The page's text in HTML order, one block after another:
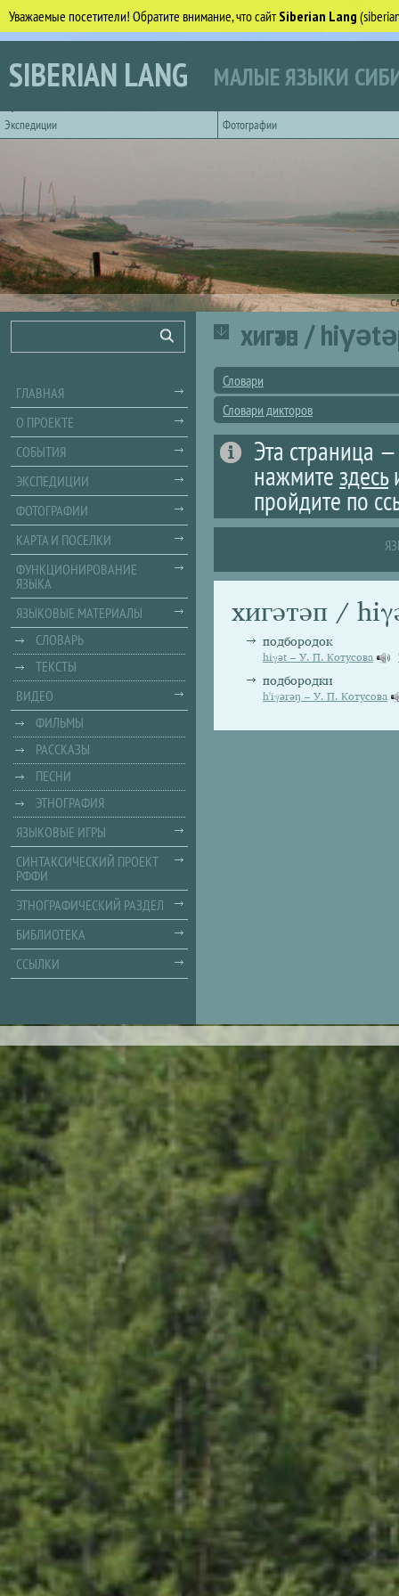
Уважаемые посетители! Обратите внимание, что сайтSiberian Lang
Перейти к основному содержанию
SIBERIAN LANG МАЛЫЕ ЯЗЫКИ
Экспедиции
Фотографии
хигәтәп /
Словари
Словари дикторов
Эта страница
нажмите здесь
пройдите по
хигәтәп /
подбородок
hiγət – У. П. Котусова
подбородки
h'iγәrәŋ – У. П. Котусова
Поиск
ГЛАВНАЯ
О ПРОЕКТЕ
СОБЫТИЯ
ЭКСПЕДИЦИИ
ФОТОГРАФИИ
КАРТА И ПОСЕЛКИ
ФУНКЦИОНИРОВАНИЕ
ЯЗЫКА
ЯЗЫКОВЫЕ МАТЕРИАЛЫ
СЛОВАРЬ
ТЕКСТЫ
ВИДЕО
ФИЛЬМЫ
РАССКАЗЫ
ПЕСНИ
ЭТНОГРАФИЯ
ЯЗЫКОВЫЕ ИГРЫ
СИНТАКСИЧЕСКИЙ ПРОЕКТ
РФФИ
ЭТНОГРАФИЧЕСКИЙ РАЗДЕЛ
БИБЛИОТЕКА
ССЫЛКИ